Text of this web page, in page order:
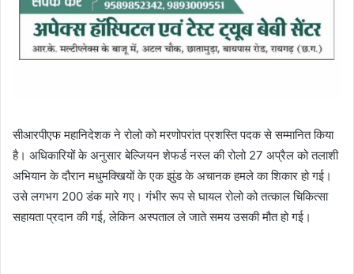
सीआरपीएफ महानिदेशक ने रोलो को मरणोपरांत प्रशस्ति पदक से सम्मानित किया
है। अधिकारियों के अनुसार बेल्जियन शेफर्ड नस्ल की रोलो 27 अप्रैल को तलाशी
अभियान के दौरान मधुमक्खियों के एक झुंड के अचानक हमले का शिकार हो गई।
उसे लगभग 200 डंक मारे गए। गंभीर रूप से घायल रोलो को तत्काल चिकित्सा
सहायता प्रदान की गई, लेकिन अस्पताल ले जाते समय उसकी मौत हो गई।